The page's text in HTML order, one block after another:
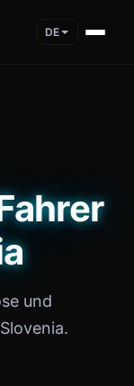
DE
und